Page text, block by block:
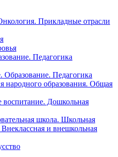
Прикладные отрасли
Педагогика
Образование. Педагогика
народного образования. Общая
воспитание. Дошкольная
школа. Школьная
Внеклассная и внешкольная